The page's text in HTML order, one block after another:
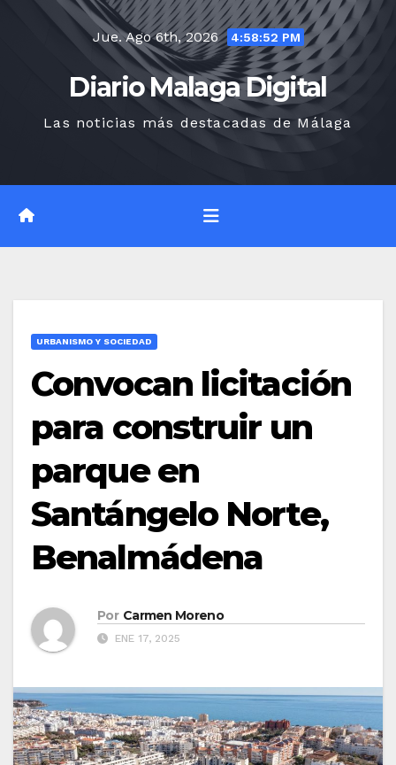
Jue. Ago 6th, 2026 4:58:53 PM
Diario Malaga Digital
Las noticias más destacadas de Málaga
URBANISMO Y SOCIEDAD
Convocan licitación
para construir un
parque en
Santángelo Norte,
Benalmádena
Por Carmen Moreno
ENE 17, 2025